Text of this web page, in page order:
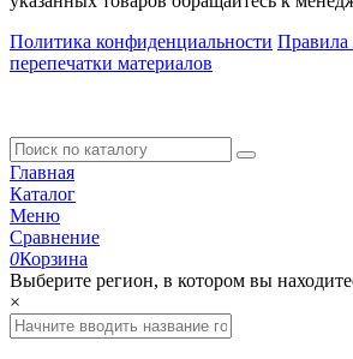
Политика конфиденциальности Правила
перепечатки материалов
Главная
Каталог
Меню
Сравнение
0Корзина
Выберите регион, в котором вы
×